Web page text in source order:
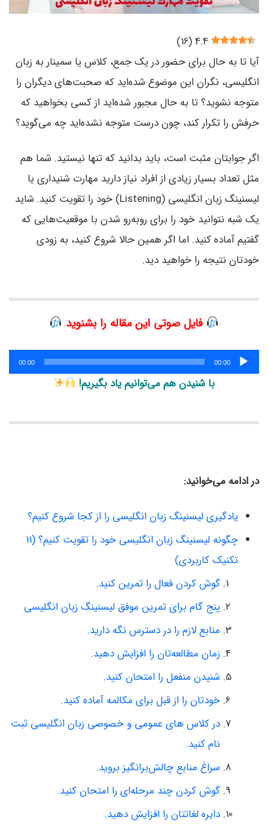
4.4
(
16
)
آیا تا به حال برای حضور در یک جمع، کلاس یا سمینار به زبان
انگلیسی، نگران این موضوع شده‌اید که صحبت‌های دیگران را
متوجه نشوید؟ تا به حال مجبور شده‌اید از کسی بخواهید که
حرفش را تکرار کند، چون درست متوجه نشده‌اید چه می‌گوید؟
اگر جوابتان مثبت است، باید بدانید که تنها نیستید. شما هم
مثل تعداد بسیار زیادی از افراد نیاز دارید مهارت شنیداری یا
لیسنینگ زبان انگلیسی (Listening) خود را تقویت کنید. شاید
یک شبه نتوانید خود را برای روبه‌رو شدن با موقعیت‌هایی که
گفتیم آماده کنید. اما اگر همین حالا شروع کنید، به زودی
خودتان نتیجه را خواهید دید.
فایل صوتی این مقاله را بشنوید
پخش‌کننده
00:00
00:00
با شنیدن هم می‌توانیم یاد بگیریم!
در ادامه می‌خوانید:
یادگیری لیسنینگ زبان انگلیسی را از کجا شروع کنیم؟
چگونه لیسنینگ زبان انگلیسی خود را تقویت کنیم؟ (11
تکنیک کاربردی)
گوش کردن فعال را تمرین کنید.
پنج گام برای تمرین موفق لیسنینگ زبان انگلیسی
منابع لازم را در دسترس نگه دارید.
زمان مطالعه‌تان را افزایش دهید.
شنیدن منفعل را امتحان کنید.
خودتان را از قبل برای مکالمه آماده کنید.
در کلاس های عمومی و خصوصی زبان انگلیسی ثبت
نام کنید.
سراغ منابع چالش‌برانگیز بروید.
گوش کردن چند مرحله‌ای را امتحان کنید.
دایره لغاتتان را افزایش دهید.